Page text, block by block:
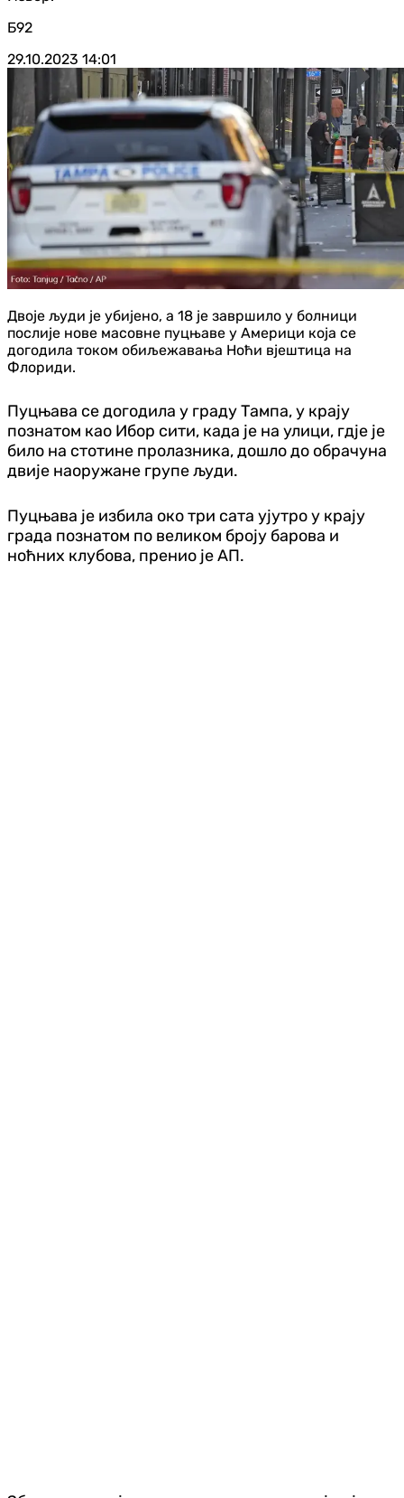
Б92
29.10.2023 14:01
Двоје људи је убијено, а 18 је завршило у болници
послије нове масовне пуцњаве у Америци која се
догодила током обиљежавања Ноћи вјештица на
Флориди.
Пуцњава се догодила у граду Тампа, у крају
познатом као Ибор сити, када је на улици, гдје је
било на стотине пролазника, дошло до обрачуна
двије наоружане групе људи.
Пуцњава је избила око три сата ујутро у крају
града познатом по великом броју барова и
ноћних клубова, пренио је АП.